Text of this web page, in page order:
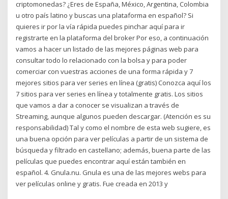
criptomonedas? ¿Eres de España, México, Argentina, Colombia
u otro país latino y buscas una plataforma en español? Si
quieres ir por la vía rápida puedes pinchar aquí para ir
registrarte en la plataforma del broker Por eso, a continuación
vamos a hacer un listado de las mejores páginas web para
consultar todo lo relacionado con la bolsa y para poder
comerciar con vuestras acciones de una forma rápida y 7
mejores sitios para ver series en línea (gratis) Conozca aquí los
7 sitios para ver series en línea y totalmente gratis. Los sitios
que vamos a dar a conocer se visualizan a través de
Streaming, aunque algunos pueden descargar. (Atención es su
responsabilidad) Tal y como el nombre de esta web sugiere, es
una buena opción para ver películas a partir de un sistema de
búsqueda y filtrado en castellano; además, buena parte de las
películas que puedes encontrar aquí están también en
español. 4. Gnula.nu. Gnula es una de las mejores webs para
ver películas online y gratis. Fue creada en 2013 y